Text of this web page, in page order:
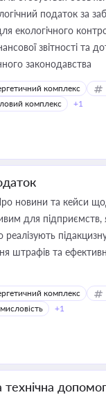
податок за
екологічного
звітності та
законодавства
комплекс
комплекс
+1
новини та кейси
для підприємств,
штрафів та
комплекс
+1